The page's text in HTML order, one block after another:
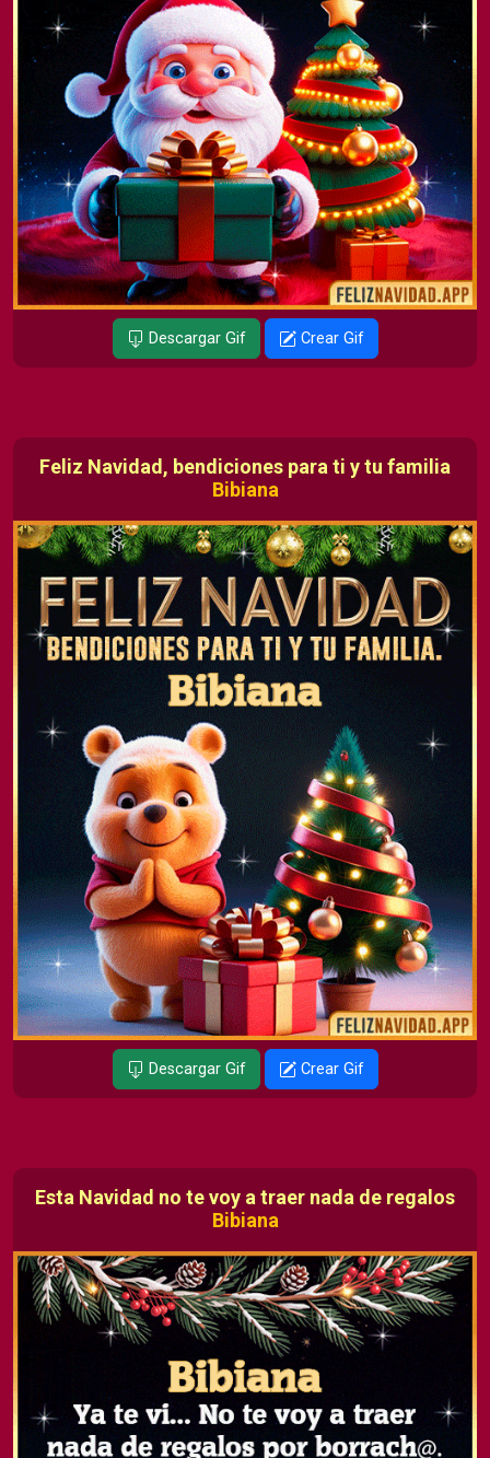
Descargar Gif Crear Gif
Feliz Navidad, bendiciones para ti y tu familia
Bibiana
Descargar Gif Crear Gif
Esta Navidad no te voy a traer nada de regalos
Bibiana